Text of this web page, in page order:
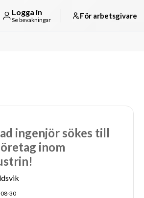
Logga in
Se bevakningar För arbetsgivare
ingenjör sökes till
inom
30